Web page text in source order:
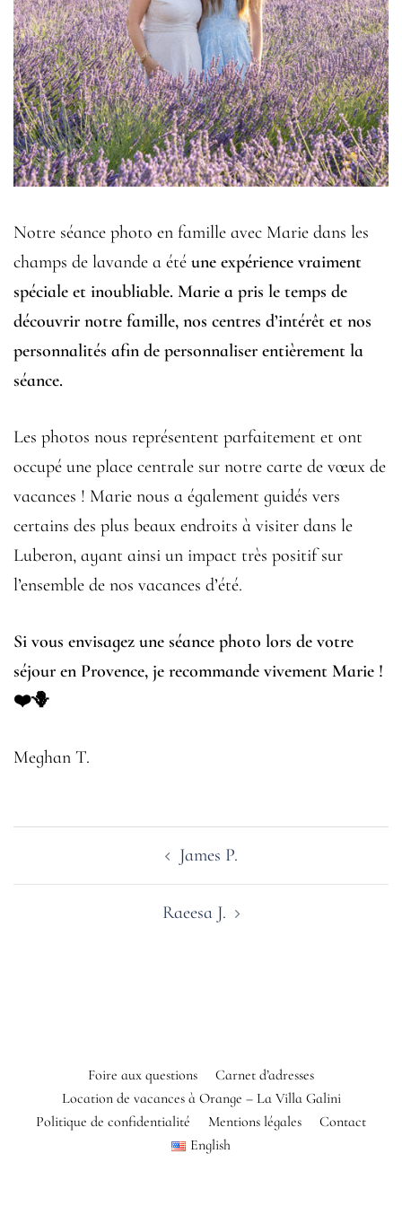
Notre séance photo en famille avec Marie dans les
champs de lavande a été une expérience vraiment
spéciale et inoubliable. Marie a pris le temps de
découvrir notre famille, nos centres d’intérêt et nos
personnalités afin de personnaliser entièrement la
séance.
Les photos nous représentent parfaitement et ont
occupé une place centrale sur notre carte de vœux de
vacances ! Marie nous a également guidés vers
certains des plus beaux endroits à visiter dans le
Luberon, ayant ainsi un impact très positif sur
l’ensemble de nos vacances d’été.
Si vous envisagez une séance photo lors de votre
séjour en Provence, je recommande vivement Marie !
❤️🪻
Meghan T.
James P.
Raeesa J.
Foire aux questions
Carnet d’adresses
Location de vacances à Orange – La Villa Galini
Politique de confidentialité
Mentions légales
Contact
English